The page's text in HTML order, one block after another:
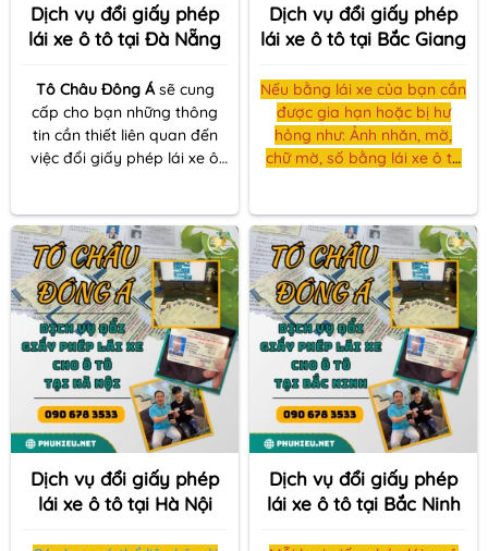
Dịch vụ đổi giấy phép
lái xe ô tô tại Đà Nẵng
Tô Châu Đông Ásẽ cung
cấp cho bạn những thông
tin cần thiết liên quan đến
việc đổi giấy phép lái xe ô
đừng bỏ lỡ.
Dịch vụ đổi giấy phép
lái xe ô tô tại Bắc Giang
Nếu bằng lái xe của bạn cần
được gia hạn hoặc bị hư
hỏng như: Ảnh nhăn, mờ,
chữ mờ, số bằng lái xe ô tô
đổi bằng lái xe ở Bắc Giang,
Và bạn muốn biết về thủ tục
và lệ phí khi trao đổi bằng
lái xe.
Dịch vụ đổi giấy phép
lái xe ô tô tại Hà Nội
Dịch vụ đổi giấy phép
lái xe ô tô tại Bắc Ninh